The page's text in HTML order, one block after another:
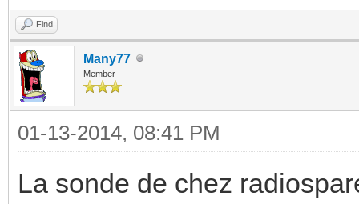
Find
Many77
Member
01-13-2014, 08:41 PM
La sonde de chez